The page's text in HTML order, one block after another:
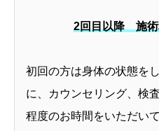
2回目以降 施
初回の方は身体の状態を
に、カウンセリング、検
程度のお時間をいただい